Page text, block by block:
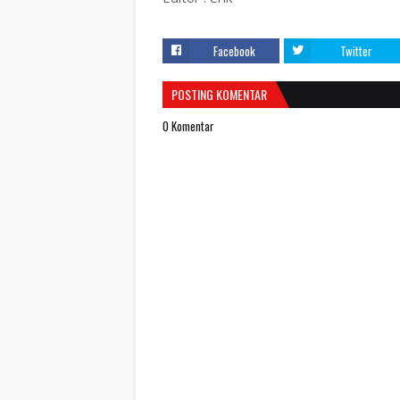
Facebook Twitter
POSTING KOMENTAR
0 Komentar